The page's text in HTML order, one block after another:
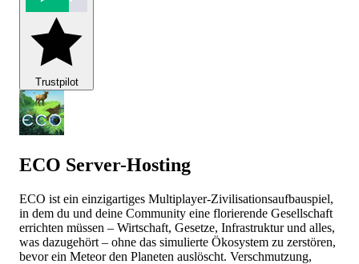
Trustpilot
ECO Server-Hosting
ECO ist ein einzigartiges Multiplayer-Zivilisationsaufbauspiel,
in dem du und deine Community eine florierende Gesellschaft
errichten müssen – Wirtschaft, Gesetze, Infrastruktur und alles,
was dazugehört – ohne das simulierte Ökosystem zu zerstören,
bevor ein Meteor den Planeten auslöscht. Verschmutzung,